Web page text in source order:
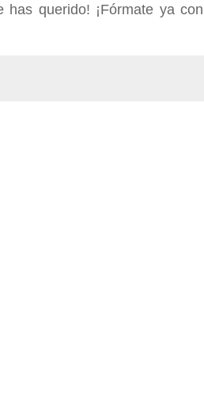
has querido! ¡Fórmate ya con